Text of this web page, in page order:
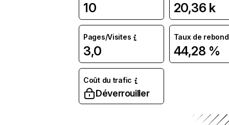
10 20,36 k
Pages/Visites
3,0
Taux de rebond
44,28 %
Coût du trafic
Déverrouiller